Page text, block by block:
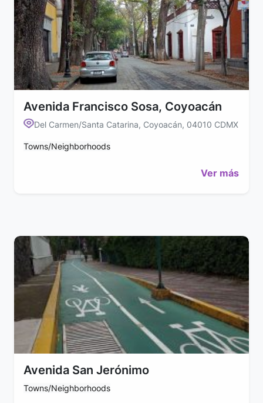
Avenida Francisco Sosa, Coyoacán
Del Carmen/Santa Catarina, Coyoacán, 04010 CDMX
Towns/Neighborhoods
Ver más
Avenida San Jerónimo
Towns/Neighborhoods